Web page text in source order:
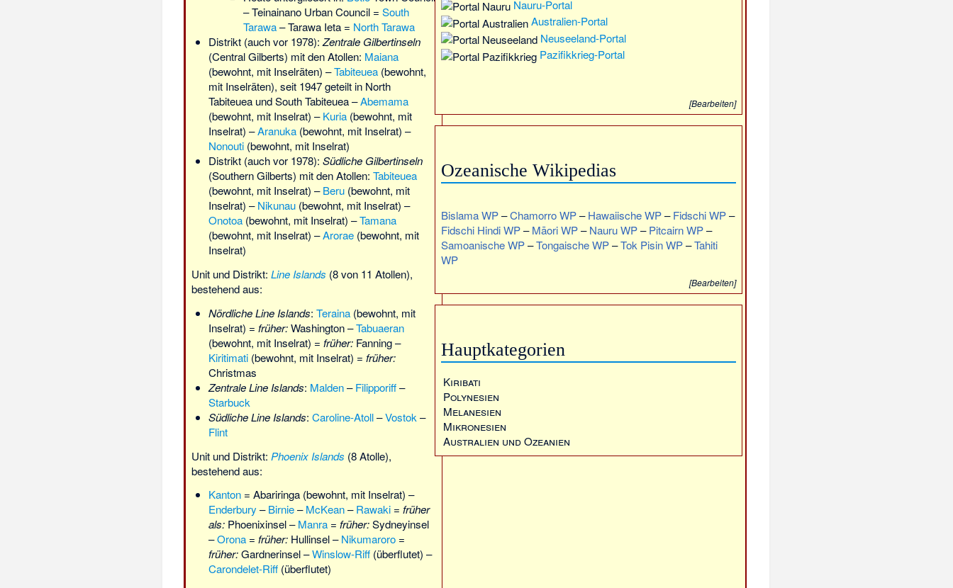
– Teinainano Urban Council = South
Tarawa– Tarawa Ieta = North Tarawa
Distrikt (auch vor 1978):Zentrale Gilbertinseln
(Central Gilberts) mit den Atollen: Maiana
(bewohnt, mit Inselräten) –Tabiteuea (bewohnt,
mit Inselräten), seit 1947 geteilt in North
Tabiteuea und South Tabiteuea –Abemama
(bewohnt, mit Inselrat) –Kuria (bewohnt, mit
Inselrat) –Aranuka (bewohnt, mit Inselrat) –
Nonouti (bewohnt, mit Inselrat)
Distrikt (auch vor 1978):Südliche Gilbertinseln
(Southern Gilberts) mit den Atollen:Tabiteuea
(bewohnt, mit Inselrat) –Beru (bewohnt, mit
Inselrat) –Nikunau (bewohnt, mit Inselrat) –
Onotoa (bewohnt, mit Inselrat) –Tamana
(bewohnt, mit Inselrat) –Arorae (bewohnt, mit
Inselrat)
Unit und Distrikt: Line Islands (8 von 11 Atollen),
bestehend aus:
Nördliche Line Islands:Teraina (bewohnt, mit
Inselrat) =früher:Washington –Tabuaeran
(bewohnt, mit Inselrat) =früher: Fanning –
Kiritimati (bewohnt, mit Inselrat) =früher:
Christmas
Zentrale Line Islands: Malden–Filipporiff–
Starbuck
Südliche Line Islands:Caroline-Atoll–Vostok –
Flint
Unit und Distrikt: Phoenix Islands (8 Atolle),
bestehend aus:
Kanton = Abariringa (bewohnt, mit Inselrat) –
Enderbury –Birnie–McKean–Rawaki =früher
als: Phoenixinsel –Manra =früher:Sydneyinsel
–Orona =früher: Hullinsel –Nikumaroro =
früher:Gardnerinsel –Winslow-Riff (überflutet) –
Carondelet-Riff (überflutet)
Nauru-Portal
Australien-Portal
Neuseeland-Portal
Pazifikkrieg-Portal
[Bearbeiten]
Ozeanische Wikipedias
Bislama WP–Chamorro WP–Hawaiische WP–Fidschi WP–
Fidschi Hindi WP–Māori WP–Nauru WP–Pitcairn WP–
Samoanische WP–Tongaische WP–Tok Pisin WP–Tahiti
WP
[Bearbeiten]
Hauptkategorien
Kiribati
Polynesien
Melanesien
Mikronesien
Australien und Ozeanien